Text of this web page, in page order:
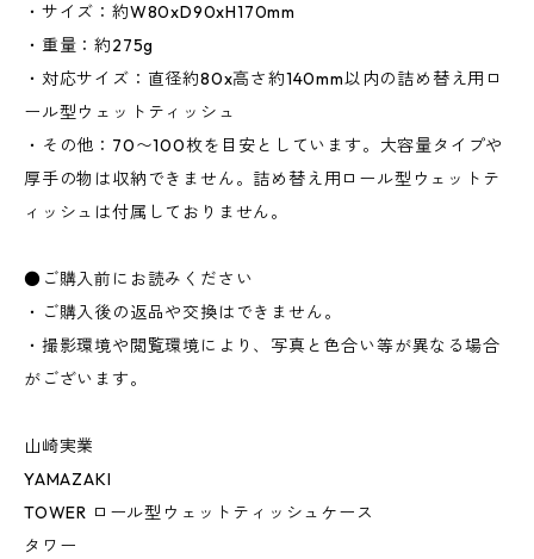
・サイズ：約W80xD90xH170mm
・重量：約275g
・対応サイズ：直径約80x高さ約140mm以内の詰め替え用ロ
ール型ウェットティッシュ
・その他：70〜100枚を目安としています。大容量タイプや
厚手の物は収納できません。詰め替え用ロール型ウェットテ
ィッシュは付属しておりません。
●ご購入前にお読みください
・ご購入後の返品や交換はできません。
・撮影環境や閲覧環境により、写真と色合い等が異なる場合
がございます。
山崎実業
YAMAZAKI
TOWER ロール型ウェットティッシュケース
タワー